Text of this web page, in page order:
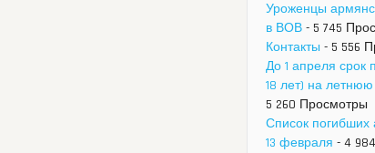
Уроженцы
в ВОВ - 5 745
Контакты - 5 556
До 1 апреля срок
18 лет) на
5 260 Просмотры
Список
13 февраля - 4